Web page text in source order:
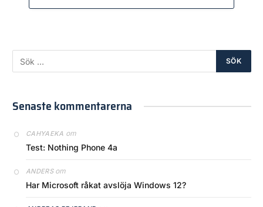
Senaste kommentarerna
CAHYAEKA om
Test: Nothing Phone 4a
ANDERSom
Har Microsoft råkat avslöja Windows 12?